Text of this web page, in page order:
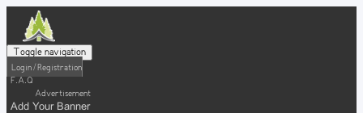
Toggle navigation
Login / Registration
F.A.Q
Advertisement
Add Your Banner